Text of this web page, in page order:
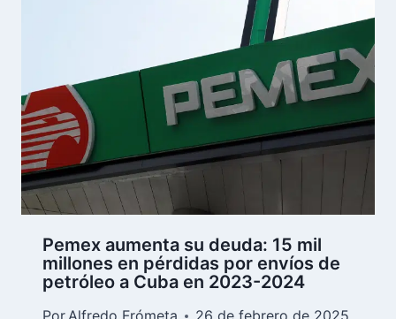
Pemex aumenta su deuda: 15 mil
millones en pérdidas por envíos de
petróleo a Cuba en 2023-2024